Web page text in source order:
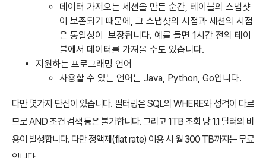
데이터 가져오는 세션을 만든 순간, 테이블의 스냅샷
이 보존되기 때문에, 그 스냅샷의 시점과 세션의 시점
은 동일성이 보장됩니다. 예를 들면 1시간 전의 테이
블에서 데이터를 가져올 수도 있습니다.
지원하는 프로그래밍 언어
사용할 수 있는 언어는 Java, Python, Go입니다.
다만 몇가지 단점이 있습니다. 필터링은 SQL의 WHERE와 성격이 다르
므로 AND 조건 검색 등은 불가합니다. 그리고 1TB 조회 당 1.1 달러의 비
용이 발생합니다. 다만 정액제(flat rate) 이용 시 월 300 TB까지는 무료